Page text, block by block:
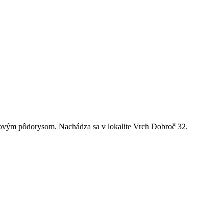
pôdorysom. Nachádza sa v lokalite Vrch Dobroč 32.